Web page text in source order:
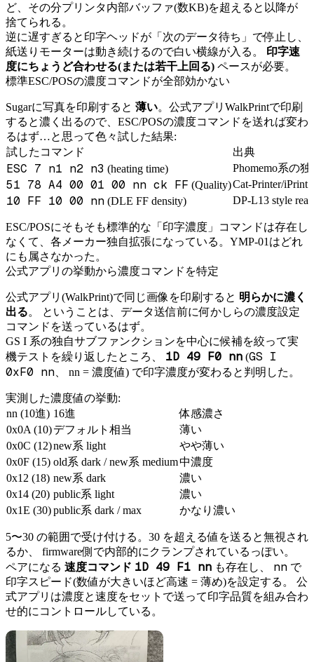
ど、その分プリンタ内部バッファ(数KB)を超えると以降が
捨てられる。
逆に遅すぎると印字ヘッドが「次のデータ待ち」で停止し、
紙送りモーターは動き続けるので白い横線が入る。 印字速
度にちょうど合わせる(または若干上回る) ペースが必要。
標準ESC/POSの濃度コマンドが全部効かない
Sugarに写真を印刷すると 薄い。公式アプリWalkPrintで印刷
すると濃く出るので、ESC/POSの濃度コマンドを送れば変わ
るはず…と思って色々試した結果:
試したコマンド
出典
ESC 7 n1 n2 n3 (heating time) Phomemo系の
51 78 A4 00 01 00 nn ck FF (Quality)Cat-Printer/iPrint
10 FF 10 00 nn (DLE FF density) DP-L13 style
ESC/POSにそもそも標準的な「印字濃度」コマンドは存在し
なくて、各メーカー独自拡張になっている。YMP-01はどれ
にも属さなかった。
公式アプリの挙動から濃度コマンドを特定
公式アプリ(WalkPrint)で同じ画像を印刷すると 明らかに濃く
出る。 ということは、データ送信前に何かしらの濃度設定
コマンドを送っているはず。
GS I 系の独自サブファンクションを中心に候補を絞って実
機テストを繰り返したところ、 1D 49 F0 nn (GS I
0xF0 nn 、 nn = 濃度値) で印字濃度が変わると判明した。
実測した濃度値の挙動:
nn (10進) 16進
体感濃さ
0x0A (10)デフォルト相当
薄い
0x0C (12)new系 light
やや薄い
0x0F (15) old系 dark / new系 medium中濃度
0x12 (18) new系 dark
濃い
0x14 (20) public系 light
濃い
0x1E (30)public系 dark / max かなり濃い
5〜30 の範囲で受け付ける。30 を超える値を送ると無視され
るか、 firmware側で内部的にクランプされているっぽい。
ペアになる 速度コマンド 1D 49 F1 nn も存在し、 nn で
印字スピード(数値が大きいほど高速 = 薄め)を設定する。 公
式アプリは濃度と速度をセットで送って印字品質を組み合わ
せ的にコントロールしている。